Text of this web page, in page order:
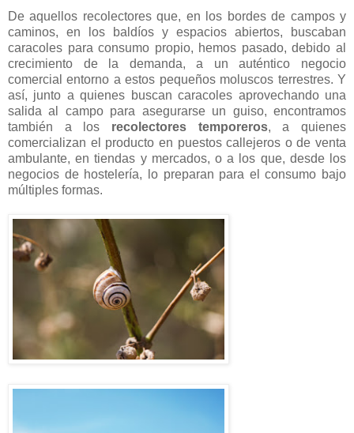
De aquellos recolectores que, en los bordes de campos y
caminos, en los baldíos y espacios abiertos, buscaban
caracoles para consumo propio, hemos pasado, debido al
crecimiento de la demanda, a un auténtico negocio
comercial entorno a estos pequeños moluscos terrestres. Y
así, junto a quienes buscan caracoles aprovechando una
salida al campo para asegurarse un guiso, encontramos
también a los recolectores temporeros, a quienes
comercializan el producto en puestos callejeros o de venta
ambulante, en tiendas y mercados, o a los que, desde los
negocios de hostelería, lo preparan para el consumo bajo
múltiples formas.